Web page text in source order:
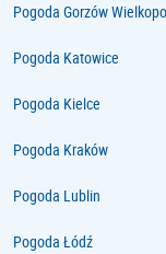
Pogoda Gorzów
Pogoda Katowice
Pogoda Kielce
Pogoda Kraków
Pogoda Lublin
Pogoda Łódź